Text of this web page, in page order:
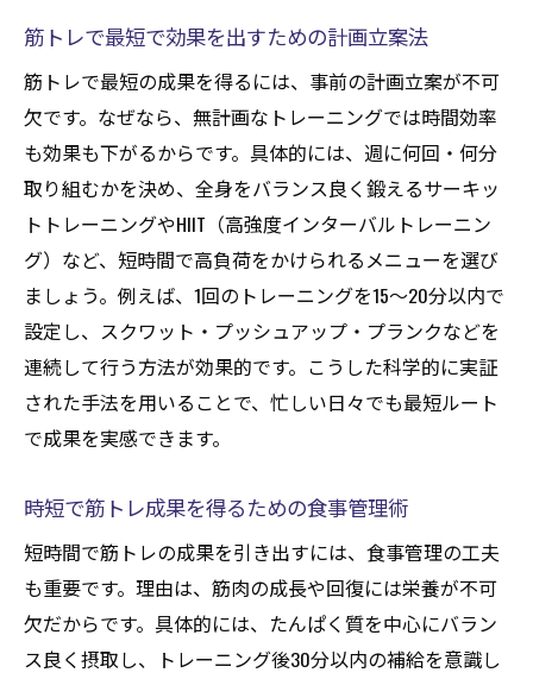
筋トレで最短で効果を出すための計画立案法
筋トレで最短の成果を得るには、事前の計画立案が不可
欠です。なぜなら、無計画なトレーニングでは時間効率
も効果も下がるからです。具体的には、週に何回・何分
取り組むかを決め、全身をバランス良く鍛えるサーキッ
トトレーニングやHIIT（高強度インターバルトレーニン
グ）など、短時間で高負荷をかけられるメニューを選び
ましょう。例えば、1回のトレーニングを15〜20分以内で
設定し、スクワット・プッシュアップ・プランクなどを
連続して行う方法が効果的です。こうした科学的に実証
された手法を用いることで、忙しい日々でも最短ルート
で成果を実感できます。
時短で筋トレ成果を得るための食事管理術
短時間で筋トレの成果を引き出すには、食事管理の工夫
も重要です。理由は、筋肉の成長や回復には栄養が不可
欠だからです。具体的には、たんぱく質を中心にバラン
ス良く摂取し、トレーニング後30分以内の補給を意識し